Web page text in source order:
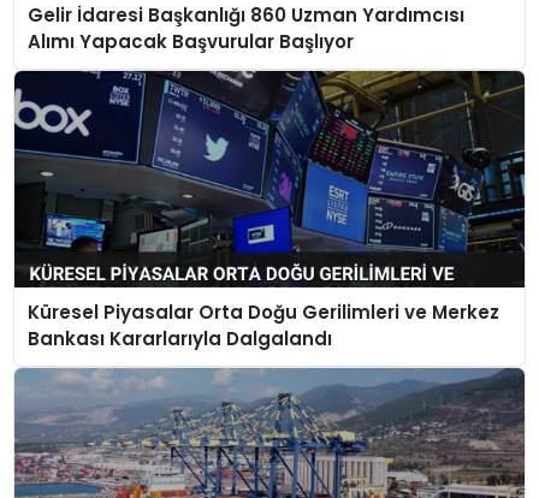
Gelir İdaresi Başkanlığı 860 Uzman Yardımcısı
Alımı Yapacak Başvurular Başlıyor
Küresel Piyasalar Orta Doğu Gerilimleri ve Merkez
Bankası Kararlarıyla Dalgalandı